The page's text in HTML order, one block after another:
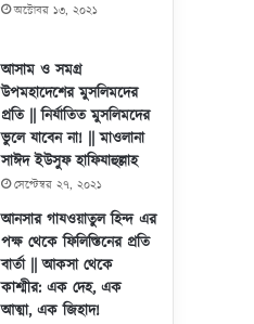
অক্টোবর ১৩, ২০২১
আসাম ও সমগ্র
উপমহাদেশের মুসলিমদের
প্রতি || নির্যাতিত মুসলিমদের
ভুলে যাবেন না! || মাওলানা
সাঈদ ইউসুফ হাফিযাহুল্লাহ
সেপ্টেম্বর ২৭, ২০২১
আনসার গাযওয়াতুল হিন্দ এর
পক্ষ থেকে ফিলিস্তিনের প্রতি
বার্তা || আকসা থেকে
কাশ্মীর: এক দেহ, এক
আত্মা, এক জিহাদ!